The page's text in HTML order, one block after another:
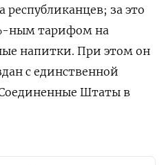
республиканцев; за это
ным тарифом на
напитки. При этом он
с единственной
Штаты в